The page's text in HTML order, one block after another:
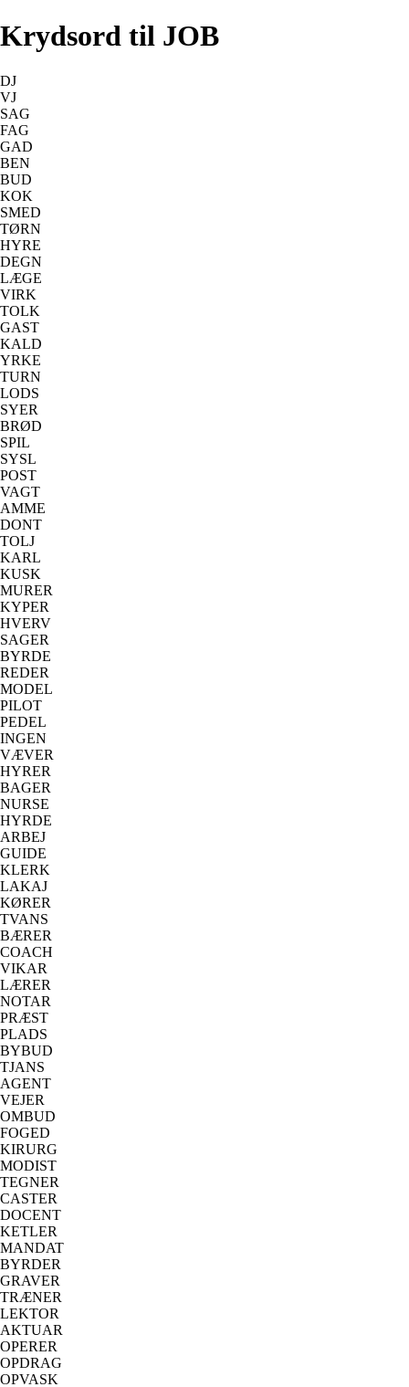
Krydsord til JOB
DJ
VJ
SAG
FAG
GAD
BEN
BUD
KOK
SMED
TØRN
HYRE
DEGN
LÆGE
VIRK
TOLK
GAST
KALD
YRKE
TURN
LODS
SYER
BRØD
SPIL
SYSL
POST
VAGT
AMME
DONT
TOLJ
KARL
KUSK
MURER
KYPER
HVERV
SAGER
BYRDE
REDER
MODEL
PILOT
PEDEL
INGEN
VÆVER
HYRER
BAGER
NURSE
HYRDE
ARBEJ
GUIDE
KLERK
LAKAJ
KØRER
TVANS
BÆRER
COACH
VIKAR
LÆRER
NOTAR
PRÆST
PLADS
BYBUD
TJANS
AGENT
VEJER
OMBUD
FOGED
KIRURG
MODIST
TEGNER
CASTER
DOCENT
KETLER
MANDAT
BYRDER
GRAVER
TRÆNER
LEKTOR
AKTUAR
OPERER
OPDRAG
OPVASK